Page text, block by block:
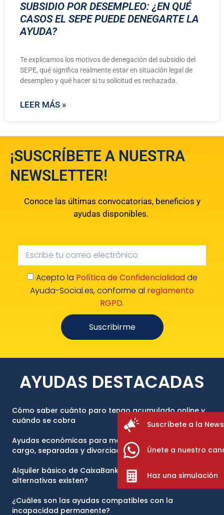
SUBSIDIO POR DESEMPLEO: ¿EN QUÉ
CASOS EL SEPE PUEDE DENEGARTE LA
AYUDA?
Te explicamos los motivos de denegación del subsidio del
SEPE, qué significa realmente estar en situación legal de
desempleo y qué hacer si tu solicitud es rechazada.
LEER MÁS »
¡SUSCRÍBETE A NUESTRA
NEWSLETTER!
Conoce las últimas convocatorias, beneficios y
ayudas disponibles.
Acepto la Política de Confidencialidadde
Ayuda-Social.es, conforme al reglamento
RGPD.
Suscribirme
Cómo saber cuánto paro tengo acumulado online y
cuándo se cobra
Ayudas económicas para madres solteras con hijos a
cargo, separadas y divorciadas 2026
Alquiler básico de CaixaBank: ¿qué ha pasado y qué
alternativas existen?
¿Cuáles son las ayudas compatibles con la
incapacidad permanente?
AYUDAS DESTACADAS
Suscríbete a la
Únete a nuestro
Haz una simulación